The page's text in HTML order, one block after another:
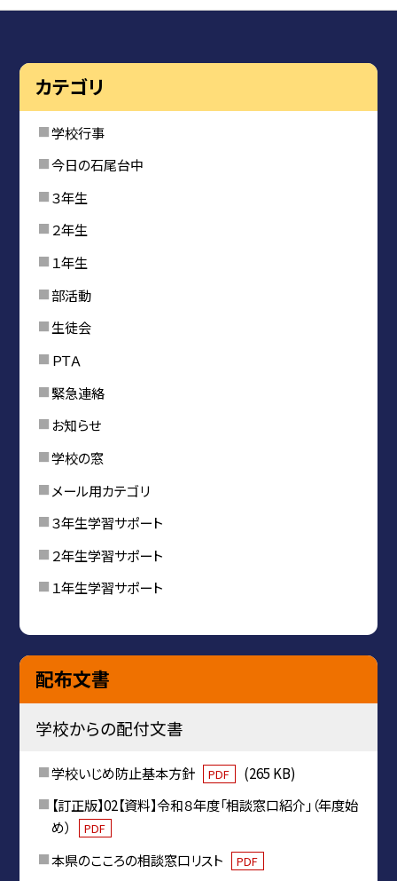
カテゴリ
学校行事
今日の石尾台中
３年生
２年生
１年生
部活動
生徒会
ＰＴＡ
緊急連絡
お知らせ
学校の窓
メール用カテゴリ
３年生学習サポート
２年生学習サポート
１年生学習サポート
配布文書
学校からの配付文書
学校いじめ防止基本方針 PDF
(265 KB)
【訂正版】02【資料】令和８年度「相談窓口紹介」（年度始
め）
PDF
本県のこころの相談窓口リスト PDF